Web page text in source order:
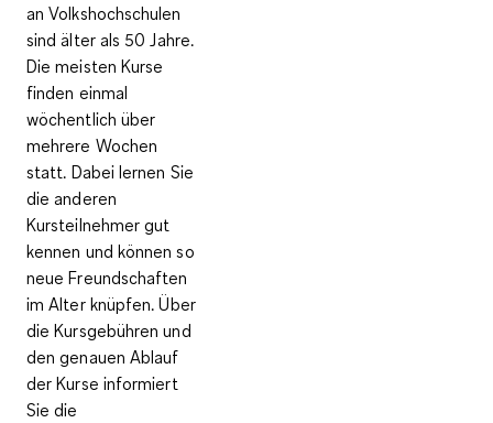
an Volkshochschulen
sind älter als 50 Jahre.
Die meisten Kurse
finden einmal
wöchentlich über
mehrere Wochen
statt. Dabei lernen Sie
die anderen
Kursteilnehmer gut
kennen und können so
neue Freundschaften
im Alter knüpfen. Über
die Kursgebühren und
den genauen Ablauf
der Kurse informiert
Sie die